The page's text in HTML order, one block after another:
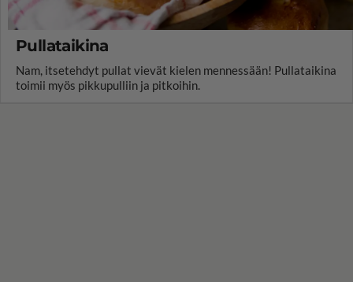
Pullataikina
Nam, itsetehdyt pullat vievät kielen mennessään! Pullataikina
toimii myös pikkupulliin ja pitkoihin.